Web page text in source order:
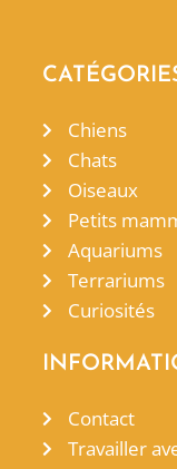
Chiens
Chats
Oiseaux
Petits
Aquariums
Terrariums
Curiosités
Contact
Travailler